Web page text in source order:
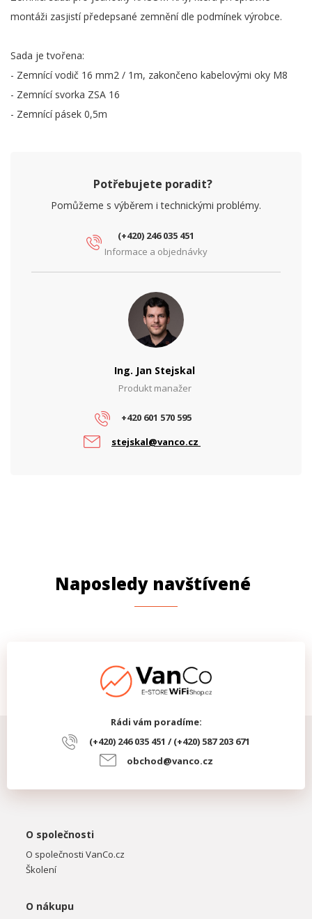
montáži zasjistí předepsané zemnění dle podmínek výrobce.
Sada je tvořena:
- Zemnící vodič 16 mm2 / 1m, zakončeno kabelovými oky M8
- Zemnící svorka ZSA 16
- Zemnící pásek 0,5m
Potřebujete poradit?
Pomůžeme s výběrem i technickými problémy.
(+420) 246 035 451
Informace a objednávky
Ing. Jan Stejskal
Produkt manažer
+420 601 570 595
stejskal@vanco.cz
Naposledy navštívené
Rádi vám poradíme:
(+420) 246 035 451 / (+420) 587 203 671
obchod@vanco.cz
O společnosti
O společnosti VanCo.cz
Školení
O nákupu